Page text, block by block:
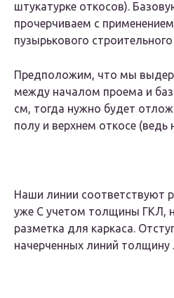
штукатурке откосов).
прочерчиваем с
пузырькового
Предположим, что мы
между началом проема и
см, тогда нужно будет
полу и верхнем откосе
Наши линии соответствуют
уже С учетом толщины ГКЛ,
разметка для каркаса.
начерченных линий толщину